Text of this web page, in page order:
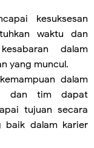
kesuksesan
waktu dan
dalam
yang muncul.
kemampuan dalam
dan tim dapat
tujuan secara
dalam karier